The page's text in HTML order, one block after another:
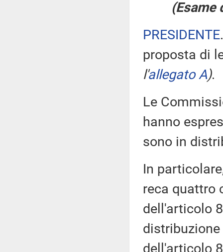
PRESIDENTE
proposta di
l'allegato A).
Le
hanno
sono in
In
reca quattro
dell'articolo
dell'articolo